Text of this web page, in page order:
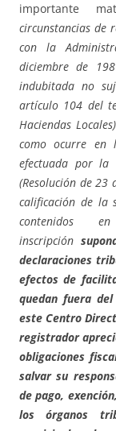
importante
circunstancias de
con la
diciembre de
indubitada no
artículo 104 del
Haciendas
como ocurre en
efectuada por la
(Resolución de
calificación de la
contenidos
inscripción
declaraciones
efectos de
quedan fuera
este Centro
registrador
obligaciones
salvar su
de pago,
los órganos